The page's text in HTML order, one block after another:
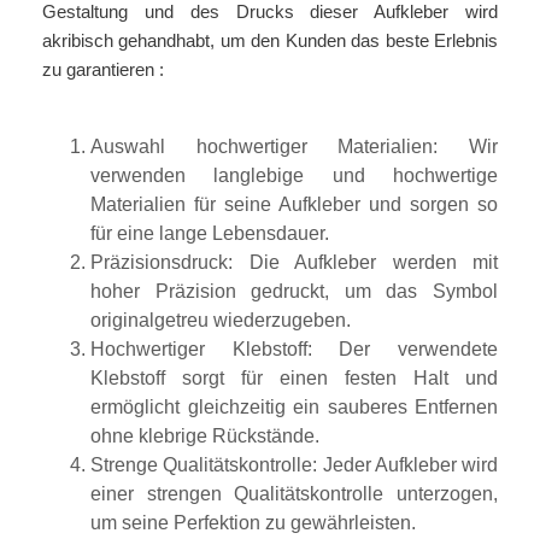
Gestaltung und des Drucks dieser Aufkleber wird
akribisch gehandhabt, um den Kunden das beste Erlebnis
zu garantieren :
Auswahl hochwertiger Materialien: Wir
verwenden langlebige und hochwertige
Materialien für seine Aufkleber und sorgen so
für eine lange Lebensdauer.
Präzisionsdruck: Die Aufkleber werden mit
hoher Präzision gedruckt, um das Symbol
originalgetreu wiederzugeben.
Hochwertiger Klebstoff: Der verwendete
Klebstoff sorgt für einen festen Halt und
ermöglicht gleichzeitig ein sauberes Entfernen
ohne klebrige Rückstände.
Strenge Qualitätskontrolle: Jeder Aufkleber wird
einer strengen Qualitätskontrolle unterzogen,
um seine Perfektion zu gewährleisten.